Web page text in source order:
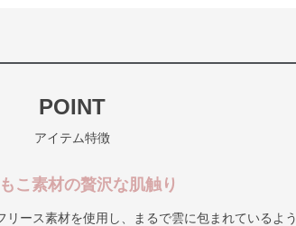
POINT
アイテム特徴
こ素材の贅沢な肌触り
リース素材を使用し、まるで雲に包まれているよう